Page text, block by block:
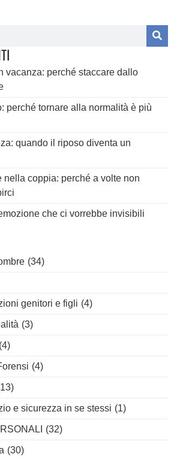
vacanza: perché staccare dallo
perché tornare alla normalità è più
quando il riposo diventa un
nella coppia: perché a volte non
che ci vorrebbe invisibili
(34)
genitori e figli (4)
(3)
(4)
(4)
e sicurezza in se stessi (1)
(32)
(30)